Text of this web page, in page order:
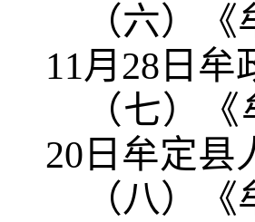
（六）《
11月 28 日牟
（七）《
20 日牟定县
（八）《